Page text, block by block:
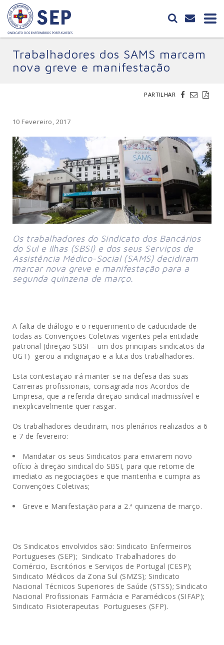
Trabalhadores dos SAMS marcam
nova greve e manifestação
PARTILHAR
10 Fevereiro, 2017
Os trabalhadores do Sindicato dos Bancários
do Sul e Ilhas (SBSI) e dos seus Serviços de
Assistência Médico-Social (SAMS) decidiram
marcar nova greve e manifestação para a
segunda quinzena de março.
A falta de diálogo e o requerimento de caducidade de
todas as Convenções Coletivas vigentes pela entidade
patronal (direção SBSI – um dos principais sindicatos da
UGT) gerou a indignação e a luta dos trabalhadores.
Esta contestação irá manter-se na defesa das suas
Carreiras profissionais, consagrada nos Acordos de
Empresa, que a referida direção sindical inadmissível e
inexplicavelmente quer rasgar.
Os trabalhadores decidiram, nos plenários realizados a 6
e 7 de fevereiro:
Mandatar os seus Sindicatos para enviarem novo
ofício à direção sindical do SBSI, para que retome de
imediato as negociações e que mantenha e cumpra as
Convenções Coletivas;
Greve e Manifestação para a 2.ª quinzena de março.
Os Sindicatos envolvidos são: Sindicato Enfermeiros
Portugueses (SEP); Sindicato Trabalhadores do
Comércio, Escritórios e Serviços de Portugal (CESP);
Sindicato Médicos da Zona Sul (SMZS); Sindicato
Nacional Técnicos Superiores de Saúde (STSS); Sindicato
Nacional Profissionais Farmácia e Paramédicos (SIFAP);
Sindicato Fisioterapeutas Portugueses (SFP).